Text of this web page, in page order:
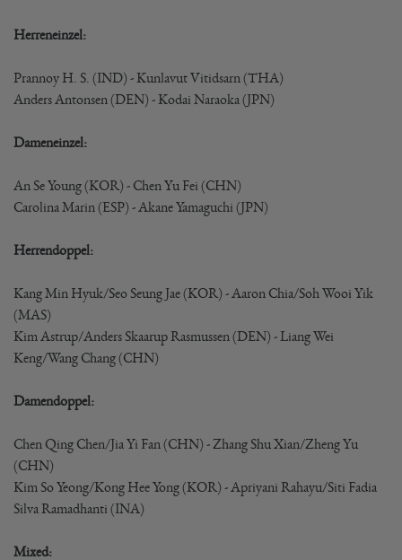
Herreneinzel:
Prannoy H. S. (IND) - Kunlavut Vitidsarn (THA)
Anders Antonsen (DEN) - Kodai Naraoka (JPN)
Dameneinzel:
An Se Young (KOR) - Chen Yu Fei (CHN)
Carolina Marin (ESP) - Akane Yamaguchi (JPN)
Herrendoppel:
Kang Min Hyuk/Seo Seung Jae (KOR) - Aaron Chia/Soh Wooi Yik
(MAS)
Kim Astrup/Anders Skaarup Rasmussen (DEN) - Liang Wei
Keng/Wang Chang (CHN)
Damendoppel:
Chen Qing Chen/Jia Yi Fan (CHN) - Zhang Shu Xian/Zheng Yu
(CHN)
Kim So Yeong/Kong Hee Yong (KOR) - Apriyani Rahayu/Siti Fadia
Silva Ramadhanti (INA)
Mixed: